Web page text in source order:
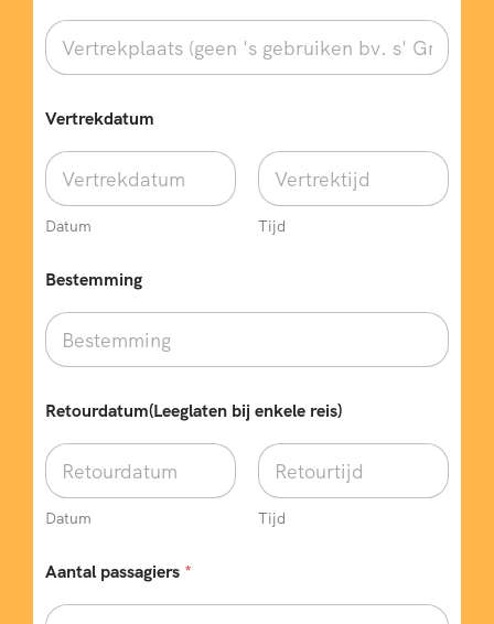
Vertrekdatum
Datum Tijd
Bestemming
-
a
i
O
m
e
Retourdatum(Leeglaten bij enkele reis)
Datum Tijd
Aantal passagiers *